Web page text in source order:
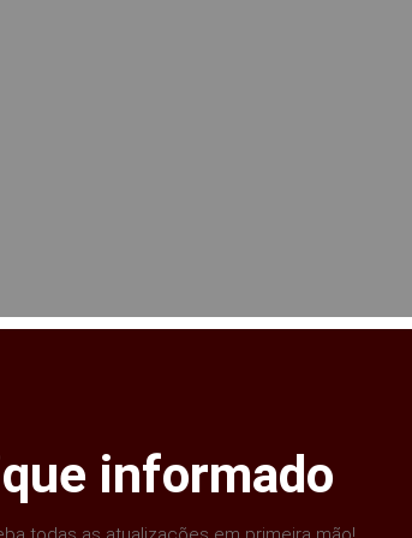
informado